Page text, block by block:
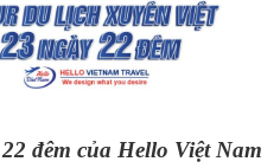
22 đêm của Hello Việt Nam